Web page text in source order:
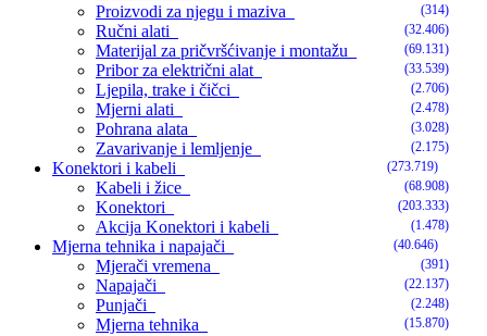
Proizvodi za njegu i maziva (314)
Ručni alati (32.406)
Materijal za pričvršćivanje i montažu (69.131)
Pribor za električni alat (33.539)
Ljepila, trake i čičci (2.706)
Mjerni alati (2.478)
Pohrana alata (3.028)
Zavarivanje i lemljenje (2.175)
Konektori i kabeli (273.719)
Kabeli i žice (68.908)
Konektori (203.333)
Akcija Konektori i kabeli (1.478)
Mjerna tehnika i napajači (40.646)
Mjerači vremena (391)
Napajači (22.137)
Punjači (2.248)
Mjerna tehnika (15.870)